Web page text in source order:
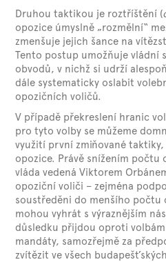
Druhou taktikou je roztříštění (
opozice úmyslně „rozmělní“
zmenšuje jejich šance na
Tento postup umožňuje vládní
obvodů, v nichž si udrží
dále systematicky oslabit
opozičních voličů.
V případě překreslení hranic
pro tyto volby se můžeme
využití první zmiňované
opozice. Právě snížením počtu
vláda vedená Viktorem
opoziční voliči – zejména
soustředěni do menšího počtu
mohou vyhrát s výraznějším
důsledku přijdou oproti
mandáty, samozřejmě za
zvítězit ve všech